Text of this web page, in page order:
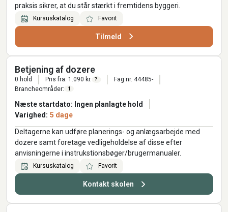
praksis sikrer, at du står stærkt i fremtidens byggeri.
Kursuskatalog Favorit
Tilmeld
Betjening af dozere
0 hold Pris fra: 1.090 kr. ?
Fag nr. 44485-
Brancheområder:
1
Næste startdato: Ingen planlagte hold
Varighed: 5 dage
Deltagerne kan udføre planerings- og anlægsarbejde med
dozere samt foretage vedligeholdelse af disse efter
anvisningerne i instrukstionsbøger/brugermanualer.
Kursuskatalog Favorit
Kontakt skolen